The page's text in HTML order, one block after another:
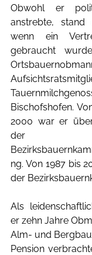
Obwohl er
anstrebte,
wenn ein
gebraucht
Bischofshofen.
2000 war er
der
ng. Von 1987 bis
der
Als
er zehn Jahre
Alm- und
Pension